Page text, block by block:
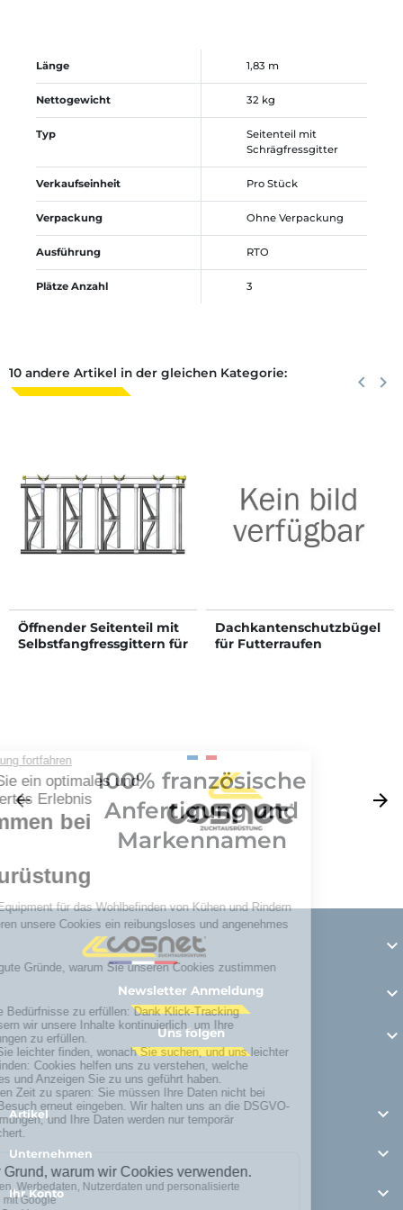
Länge 1,83 m
Nettogewicht 32 kg
Typ
Seitenteil mit
Schrägfressgitter
Verkaufseinheit Pro Stück
Verpackung Ohne Verpackung
Ausführung RTO
Plätze Anzahl 3
10 andere Artikel in der gleichen Kategorie: Zurück
keyboard_arrow_left keyboard_arrow_right
Öffnender Seitenteil mit
Selbstfangfressgittern für
Dachkantenschutzbügel
für Futterraufen
Zurück
arrow_back
100% französische
Anfertigung und
Markennamen
Weiter
arrow_forward

Newsletter Anmeldung 
Uns folgen 
Artikel 
Unternehmen 
Ihr Konto 